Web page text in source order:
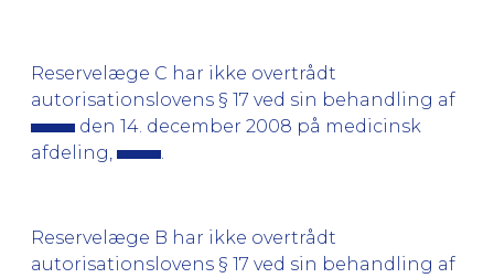
Reservelæge C har ikke overtrådt
autorisationslovens § 17 ved sin behandling af
den 14. december 2008 på medicinsk
afdeling,
Reservelæge B har ikke overtrådt
autorisationslovens § 17 ved sin behandling af